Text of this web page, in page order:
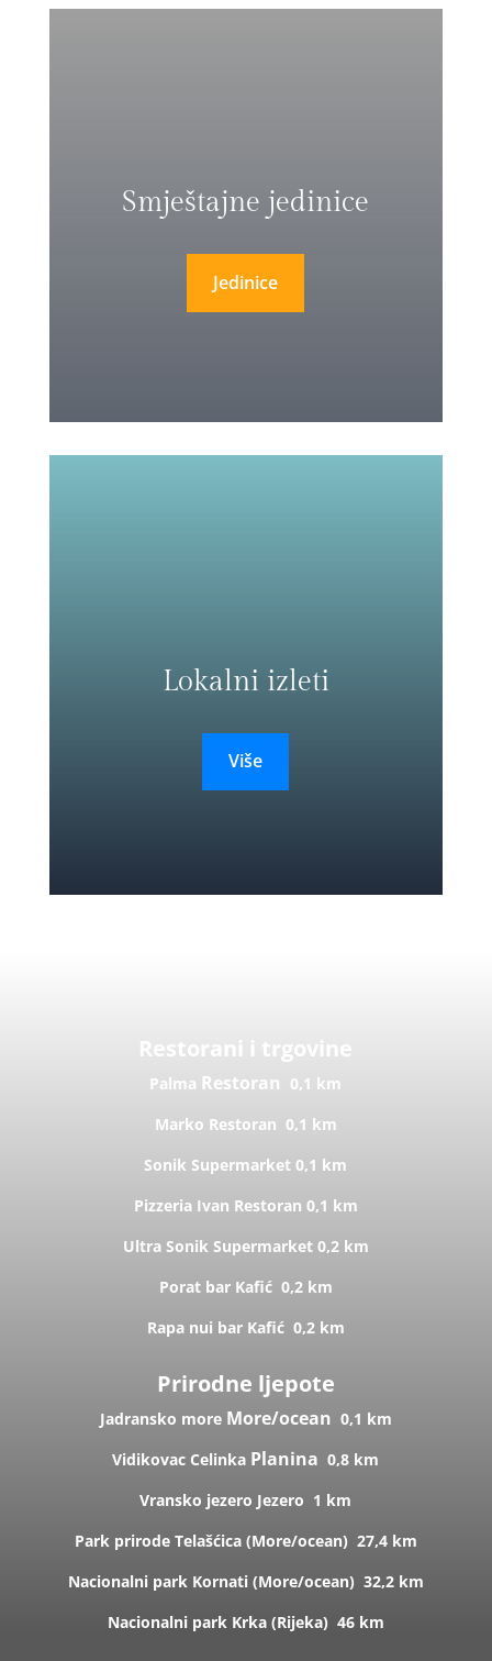
Smještajne jedinice
Jedinice
Lokalni izleti
Više
Restorani i trgovine
Palma Restoran 0,1 km
Marko Restoran 0,1 km
Sonik Supermarket0,1 km
Pizzeria Ivan Restoran 0,1 km
Ultra Sonik Supermarket 0,2 km
Porat bar Kafić 0,2 km
Rapa nui bar Kafić 0,2 km
Prirodne ljepote
Jadransko more More/ocean 0,1 km
Vidikovac Celinka Planina0,8 km
Vransko jezero Jezero 1 km
Park prirode Telašćica (More/ocean) 27,4 km
Nacionalni park Kornati (More/ocean) 32,2 km
Nacionalni park Krka (Rijeka) 46 km